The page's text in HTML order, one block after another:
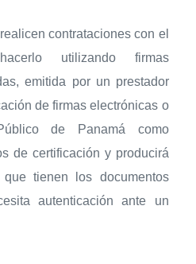
contrataciones con el
utilizando firmas
emitida por un prestador
de firmas electrónicas o
de Panamá como
de certificación y producirá
que tienen los documentos
autenticación ante un